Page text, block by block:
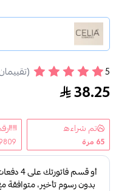
مقشر السكر الرغوي
5
38.25
تم شراءه
65 مرة